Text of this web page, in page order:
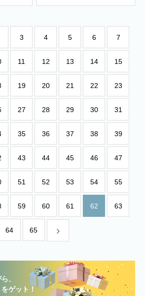
3 4 5 6 7
11 12 13 14 15
19 20 21 22 23
27 28 29 30 31
35 36 37 38 39
43 44 45 46 47
51 52 53 54 55
59 60 61 62 63
64 65
、
ゲット！